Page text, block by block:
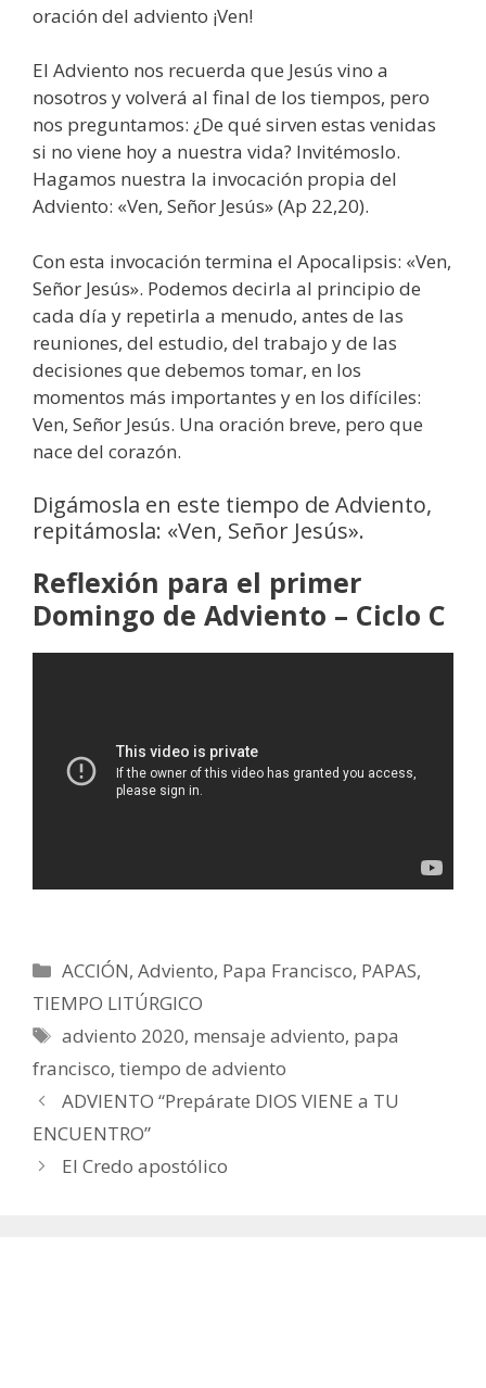
oración del adviento ¡Ven!
El Adviento nos recuerda que Jesús vino a
nosotros y volverá al final de los tiempos, pero
nos preguntamos: ¿De qué sirven estas venidas
si no viene hoy a nuestra vida? Invitémoslo.
Hagamos nuestra la invocación propia del
Adviento: «Ven, Señor Jesús» (Ap 22,20).
Con esta invocación termina el Apocalipsis: «Ven,
Señor Jesús». Podemos decirla al principio de
cada día y repetirla a menudo, antes de las
reuniones, del estudio, del trabajo y de las
decisiones que debemos tomar, en los
momentos más importantes y en los difíciles:
Ven, Señor Jesús. Una oración breve, pero que
nace del corazón.
Digámosla en este tiempo de Adviento,
repitámosla: «Ven, Señor Jesús».
Reflexión para el primer
Domingo de Adviento – Ciclo C
Categorías
ACCIÓN,Adviento, Papa Francisco, PAPAS,
TIEMPO LITÚRGICO
Etiquetas
adviento 2020, mensaje adviento, papa
francisco, tiempo de adviento
ADVIENTO “Prepárate DIOS VIENE a TU
ENCUENTRO”
El Credo apostólico